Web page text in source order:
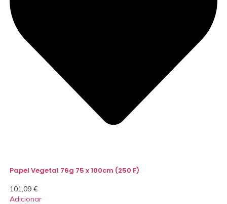
Papel Vegetal 76g 75 x 100cm (250 F)
101,09 €
Adicionar